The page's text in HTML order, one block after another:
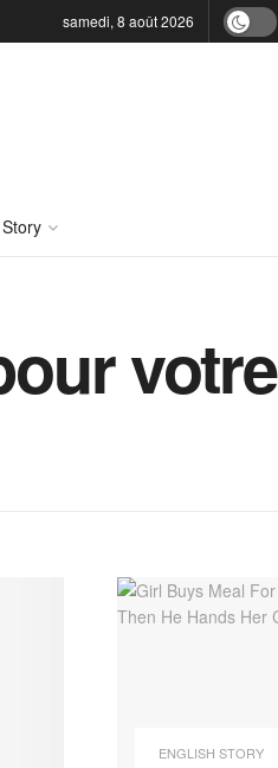
samedi, 8 août 2026
votre
ENGLISH STORY